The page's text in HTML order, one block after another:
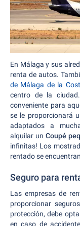
En Málaga y sus
renta de autos.
de Málaga de la
centro de la
conveniente para
se le proporcionará
adaptados a
alquilar unCoupé
infinitas! Los
rentado se
Seguro para
Las empresas de
proporcionar
protección, debe
en caso de